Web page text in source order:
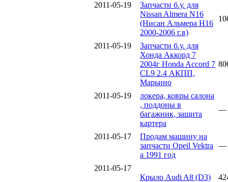
2011-05-19
Запчасти б.у. для
Nissan Almera N16
(Нисан Альмера Н16
2000-2006 г.в)
2011-05-19
Запчасти б.у. для
Хонда Аккорд 7
2004г Honda Accord 7
CL9 2.4 АКПП,
Марьино
2011-05-19
локера, ковры салона
, поддоны в
багажник, защита
картера
—
2011-05-17
Продам машину на
запчасти Opeil Vektra
a 1991 год
—
2011-05-17
Крыло Audi A8 (D3)